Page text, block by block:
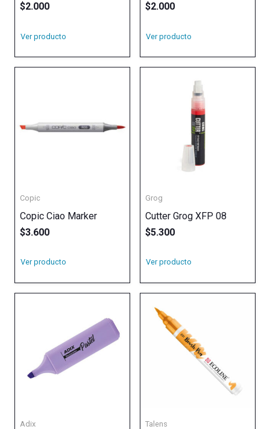
$2.000
Ver producto
$2.000
Ver producto
Copic
Copic Ciao Marker
$3.600
Ver producto
Grog
Cutter Grog XFP 08
$5.300
Ver producto
Adix Talens